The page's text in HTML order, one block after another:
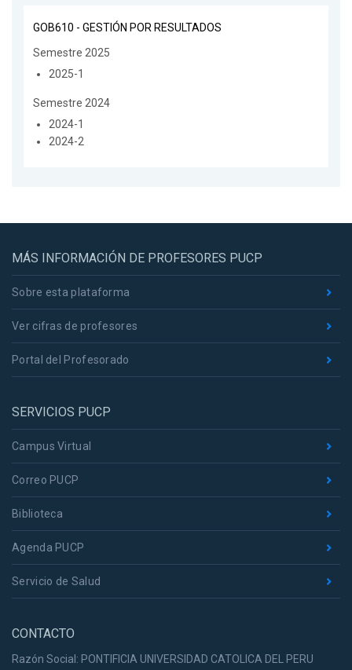
GOB610 - GESTIÓN POR RESULTADOS
Semestre 2025
2025-1
Semestre 2024
2024-1
2024-2
MÁS INFORMACIÓN DE PROFESORES PUCP
Sobre esta plataforma
Ver cifras de profesores
Portal del Profesorado
SERVICIOS PUCP
Campus Virtual
Correo PUCP
Biblioteca
Agenda PUCP
Servicio de Salud
CONTACTO
Razón Social: PONTIFICIA UNIVERSIDAD CATOLICA DEL PERU